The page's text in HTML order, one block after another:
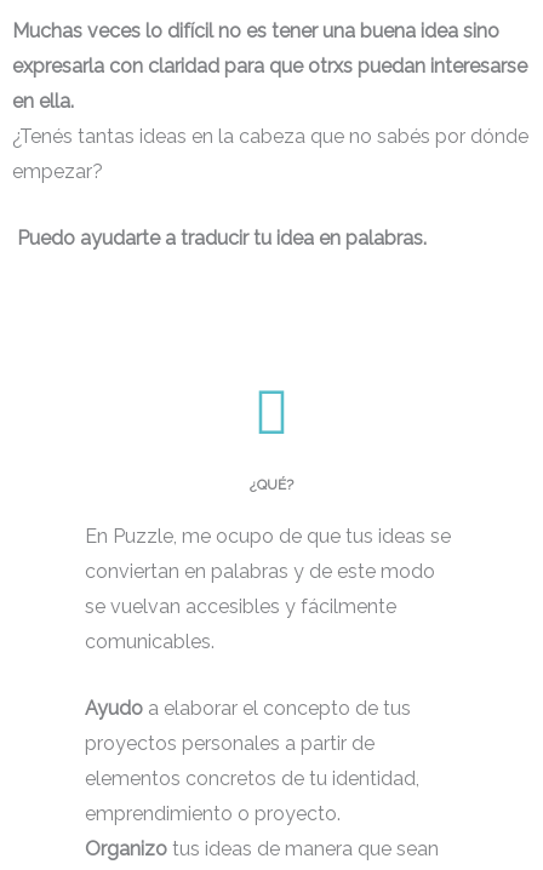
Muchas veces lo difícil no es tener una buena idea sino
expresarla con claridad para que otrxs puedan interesarse
en ella.
¿Tenés tantas ideas en la cabeza que no sabés por dónde
empezar?
Puedo ayudarte a traducir tu idea en palabras.
¿QUÉ?
En Puzzle, me ocupo de que tus ideas se
conviertan en palabras y de este modo
se vuelvan accesibles y fácilmente
comunicables.
Ayudo a elaborar el concepto de tus
proyectos personales a partir de
elementos concretos de tu identidad,
emprendimiento o proyecto.
Organizo tus ideas de manera que sean